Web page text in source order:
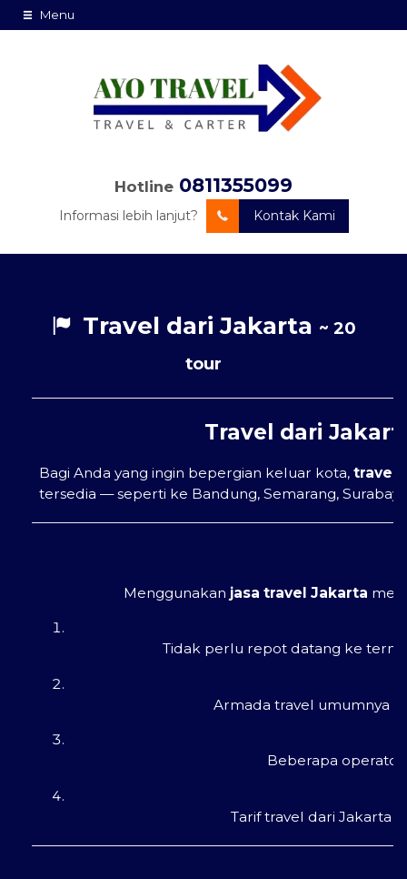
Menu
Hotline 0811355099
Informasi lebih lanjut? Kontak Kami
Travel dari Jakarta ~ 20
tour
Travel dari
Bagi Anda yang ingin bepergian keluar kota, travel
tersedia — seperti ke Bandung, Semarang,
Menggunakan jasa travel Jakarta
Tidak perlu repot datang ke
Armada travel umumnya
Beberapa
Tarif travel dari Jakarta